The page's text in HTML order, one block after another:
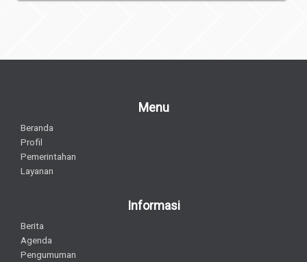
Menu
Beranda
Profil
Pemerintahan
Layanan
Informasi
Berita
Agenda
Pengumuman